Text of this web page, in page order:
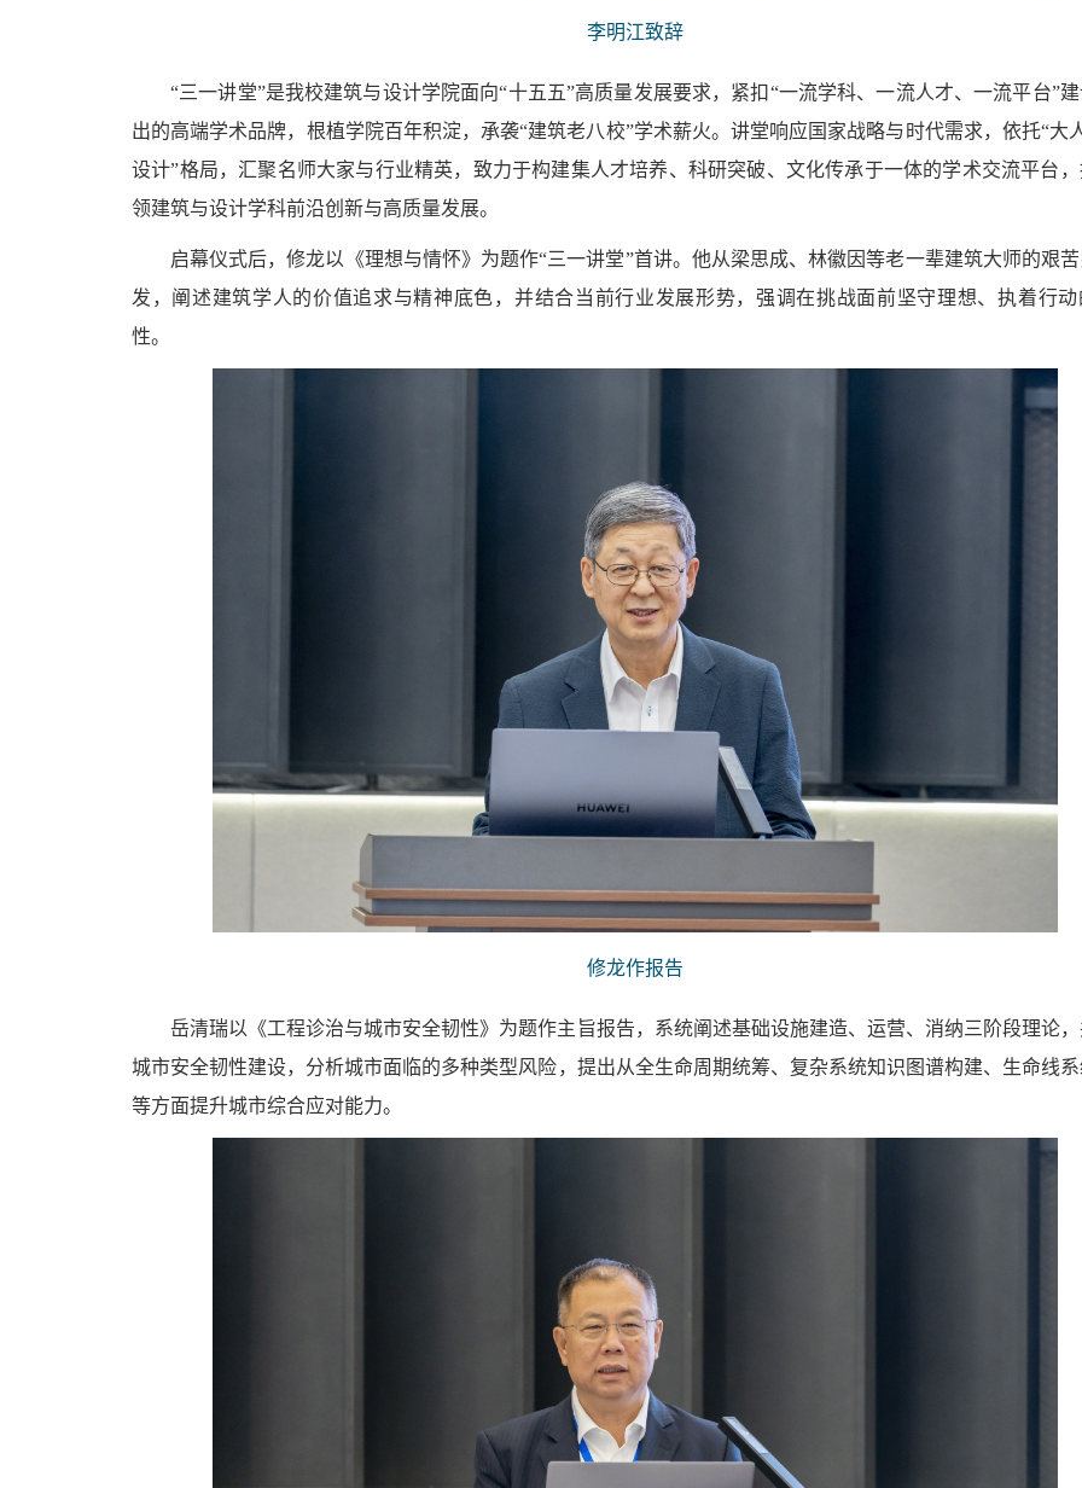
李明江致辞
“三一讲堂”是我校建筑与设计学院面向“十五五”高质量发展要求，紧扣“一流学科、一流人才、一流平台”
出的高端学术品牌，根植学院百年积淀，承袭“建筑老八校”学术薪火。讲堂响应国家战略与时代需求，依托“大
设计”格局，汇聚名师大家与行业精英，致力于构建集人才培养、科研突破、文化传承于一体的学术交流平台，
领建筑与设计学科前沿创新与高质量发展。
启幕仪式后，修龙以《理想与情怀》为题作“三一讲堂”首讲。他从梁思成、林徽因等老一辈建筑大师的艰
发，阐述建筑学人的价值追求与精神底色，并结合当前行业发展形势，强调在挑战面前坚守理想、执着行动
性。
修龙作报告
岳清瑞以《工程诊治与城市安全韧性》为题作主旨报告，系统阐述基础设施建造、运营、消纳三阶段理论
城市安全韧性建设，分析城市面临的多种类型风险，提出从全生命周期统筹、复杂系统知识图谱构建、生命线
等方面提升城市综合应对能力。